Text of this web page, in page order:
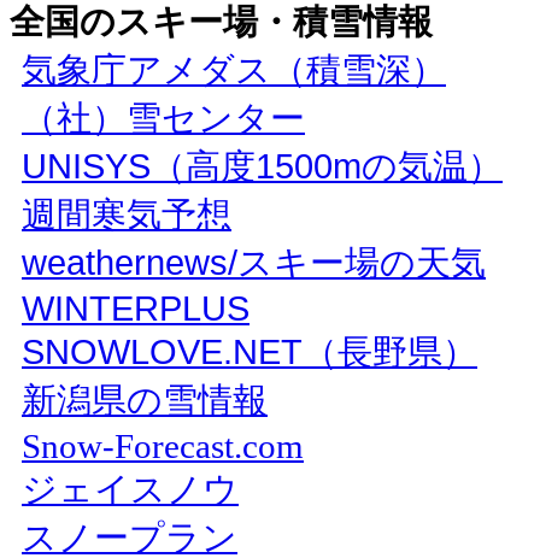
全国のスキー場・積雪情報
気象庁アメダス（積雪深）
（社）雪センター
UNISYS （高度1500mの気温）
週間寒気予想
weathernews/スキー場の天気
WINTERPLUS
SNOWLOVE.NET （長野県）
新潟県の雪情報
Snow-Forecast.com
ジェイスノウ
スノープラン